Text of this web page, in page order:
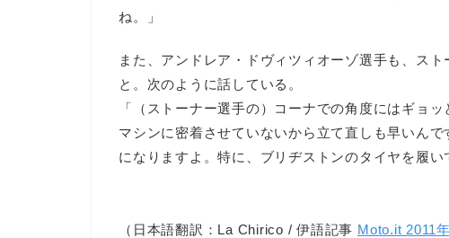
ね。」
また、アンドレア・ドヴィツィオーゾ選手も、ス
と。次のように話している。
「（ストーナー選手の）コーナでの角度にはギョ
マシンに密着させていないから立て直しも早いん
になりますよ。特に、ブリヂストンのタイヤを履い
（日本語翻訳：La Chirico / 伊語記事 Moto.it 2011